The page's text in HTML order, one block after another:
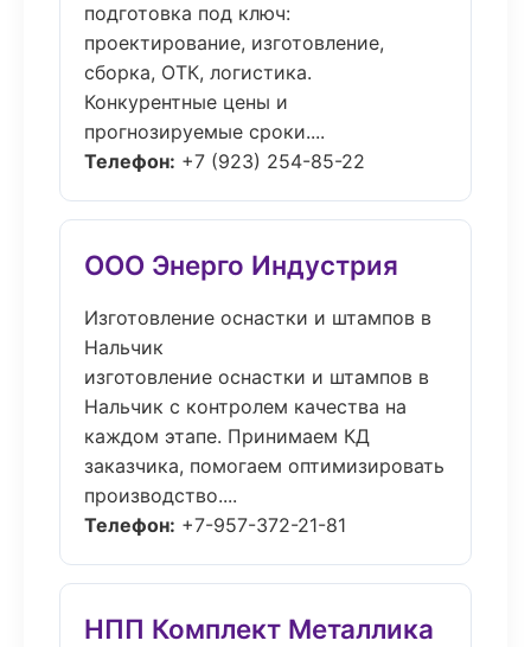
подготовка под ключ:
проектирование, изготовление,
сборка, ОТК, логистика.
Конкурентные цены и
прогнозируемые сроки....
Телефон: +7 (923) 254-85-22
ООО Энерго Индустрия
Изготовление оснастки и штампов в
Нальчик
изготовление оснастки и штампов в
Нальчик с контролем качества на
каждом этапе. Принимаем КД
заказчика, помогаем оптимизировать
производство....
Телефон: +7-957-372-21-81
НПП Комплект Металлика